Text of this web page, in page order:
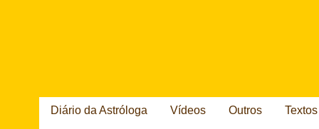
Diário da Astróloga Vídeos Outros